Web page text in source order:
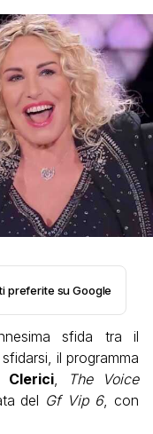
preferite su Google
sfida tra il
il programma
Clerici,
The Voice
del Gf Vip 6, con